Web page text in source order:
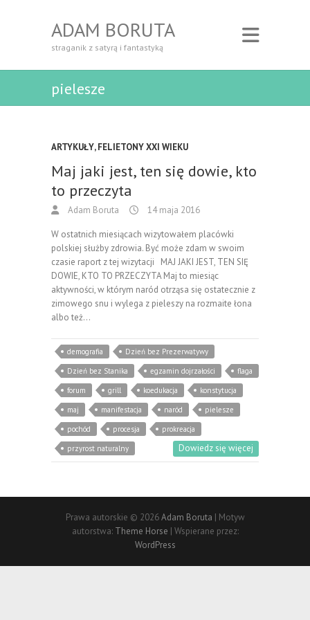
ADAM BORUTA
straganik z satyrą i fantastyką
pielesze
ARTYKUŁY,FELIETONY XXI WIEKU
Maj jaki jest, ten się dowie, kto
to przeczyta
Adam Boruta 14 maja 2016
W ostatnich miesiącach wizytowałem placówki
polskiej służby zdrowia. Być może zdam w swoim
czasie raport z tej wizytacji MAJ JAKI JEST, TEN SIĘ
DOWIE, KTO TO PRZECZYTA Maj to miesiąc
aktywności, w którym naród otrząsa się ostatecznie z
zimowego snu i wylega z pieleszy na rozmaite łona
albo też…
demografia
Dzień bez Prezerwatywy
Dzień bez Stanika
egzamin dojrzałości
flaga
forum
grill koedukacja
konstytucja
maj
manifestacja naród
pielesze
pochód
procesja
prokreacja
przyrost naturalny
Dowiedz się więcej
Prawa autorskie © 2026Adam Boruta | Motyw
autorstwa: Theme Horse | Wspierane przez:
WordPress